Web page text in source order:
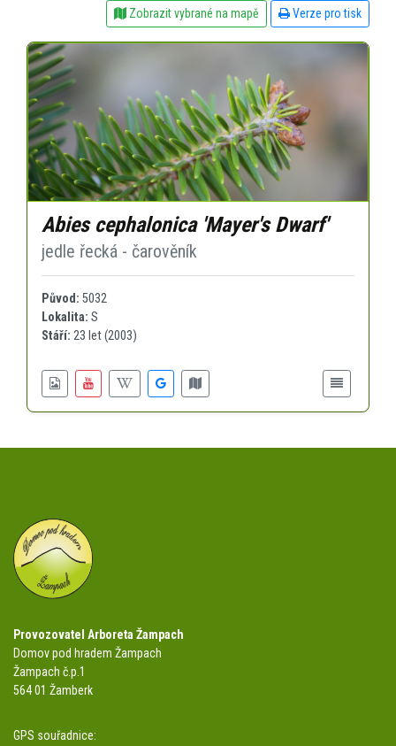
Zobrazit vybrané na mapě Verze pro tisk
Abies cephalonica 'Mayer's Dwarf'
jedle řecká - čarověník
Původ: 5032
Lokalita: S
Stáří: 23 let (2003)
Provozovatel Arboreta Žampach
Domov pod hradem Žampach
Žampach č.p.1
564 01 Žamberk
GPS souřadnice: